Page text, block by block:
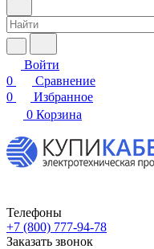
Войти
0
Сравнение
0
Избранное
0 Корзина
Телефоны
+7 (800) 777-94-78
Заказать звонок